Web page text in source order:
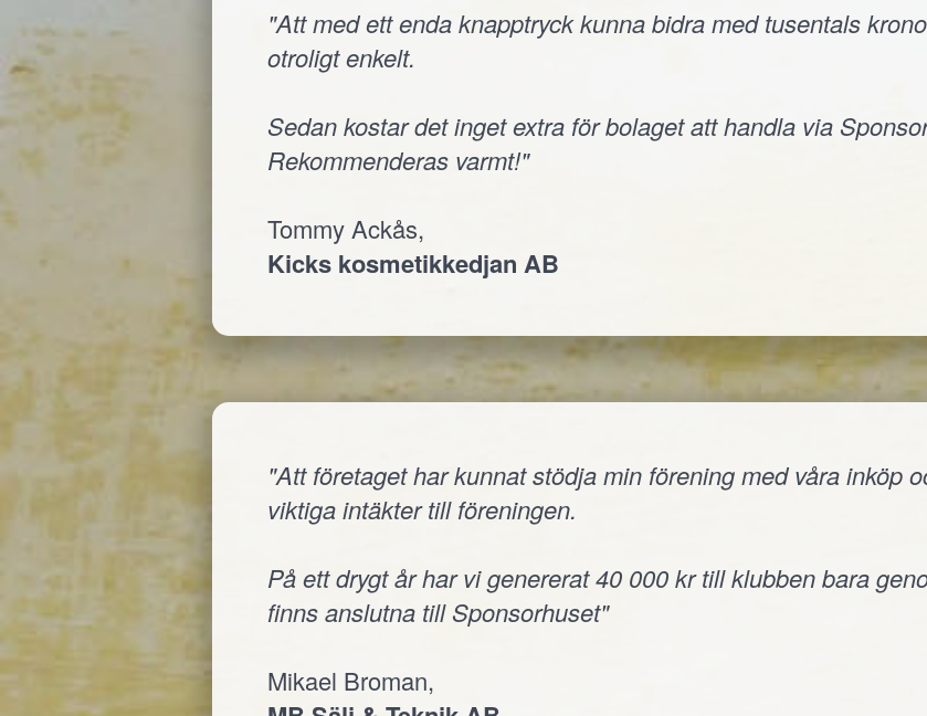
"Att med ett enda knapptryck kunna bidra med tusentals
otroligt enkelt.
Sedan kostar det inget extra för bolaget att handla via
Rekommenderas varmt!"
Tommy Ackås,
Kicks kosmetikkedjan AB
"Att företaget har kunnat stödja min förening med våra inköp
viktiga intäkter till föreningen.
På ett drygt år har vi genererat 40 000 kr till klubben bara
finns anslutna till Sponsorhuset"
Mikael Broman,